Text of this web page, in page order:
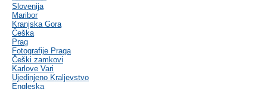
Slovenija
Maribor
Kranjska Gora
Češka
Prag
Fotografije Praga
Češki zamkovi
Karlove Vari
Ujedinjeno Kraljevstvo
Engleska